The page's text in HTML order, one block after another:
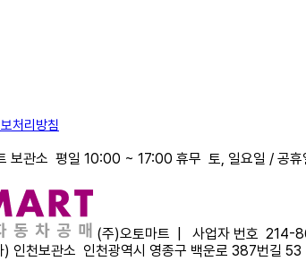
처리방침
보관소 평일 10:00 ~ 17:00 휴무 토, 일요일 / 공휴
(주)오토마트 사업자 번호 214-
) 인천보관소 인천광역시 영종구 백운로 387번길 53